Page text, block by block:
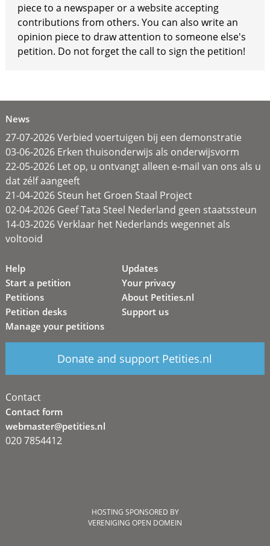
piece to a newspaper or a website accepting
contributions from others. You can also write an
opinion piece to draw attention to someone else's
petition. Do not forget the call to sign the petition!
News
27-07-2026 Verbied voertuigen bij een demonstratie
03-06-2026 Erken thuisonderwijs als onderwijsvorm
22-05-2026 Let op, u ontvangt alleen e-mail van ons als u
dat zélf aangeeft
21-04-2026 Steun het Groen Staal Project
02-04-2026 Geef Tata Steel Nederland geen staatssteun
14-03-2026 Verklaar het Nederlands wegennet als
voltooid
Help
Start a petition
Petitions
Petition desks
Manage your petitions
Updates
Your privacy
About Petities.nl
Support us
Donate and support Petities.nl
Contact
Contact form
webmaster@petities.nl
020 7854412
HOSTING SPONSORED BY
VERENIGING OPEN DOMEIN